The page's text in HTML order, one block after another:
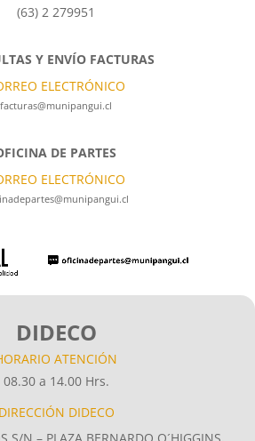
(63) 2 279951
Y ENVÍO FACTURAS
ELECTRÓNICO
facturas@munipangui.cl
DE PARTES
ELECTRÓNICO
DIDECO
ATENCIÓN
08.30 a 14.00 Hrs.
DIRECCIÓN DIDECO